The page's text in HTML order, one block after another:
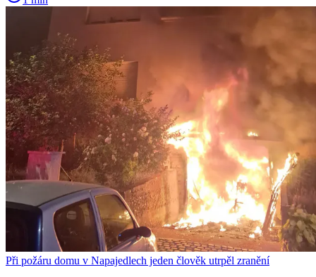
Při požáru domu v Napajedlech jeden člověk utrpěl zranění